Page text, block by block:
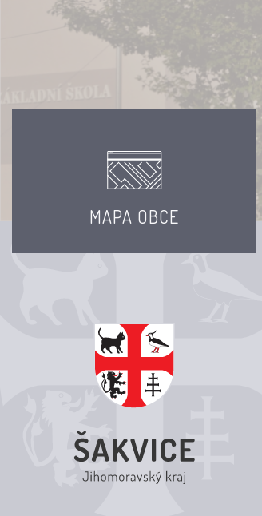
MAPA OBCE